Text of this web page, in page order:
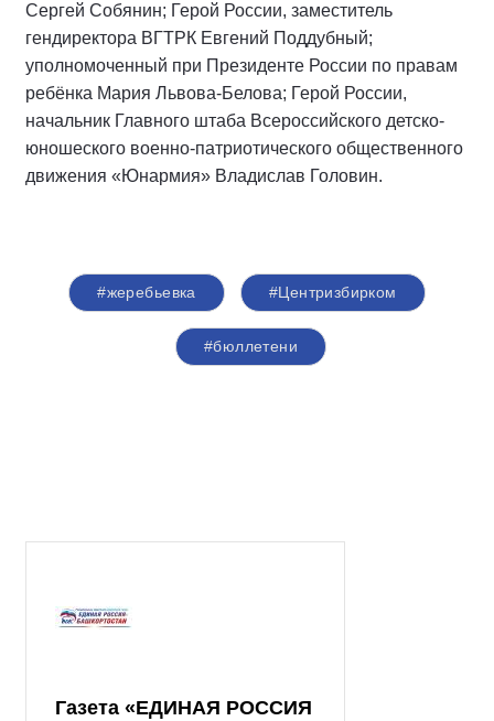
Сергей Собянин; Герой России, заместитель
гендиректора ВГТРК Евгений Поддубный;
уполномоченный при Президенте России по правам
ребёнка Мария Львова-Белова; Герой России,
начальник Главного штаба Всероссийского детско-
юношеского военно-патриотического общественного
движения «Юнармия» Владислав Головин.
#жеребьевка #Центризбирком
#бюллетени
Газета «ЕДИНАЯ РОССИЯ